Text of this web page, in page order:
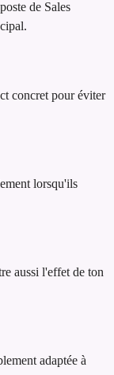
de Sales
concret pour éviter
lorsqu'ils
aussi l'effet de ton
adaptée à